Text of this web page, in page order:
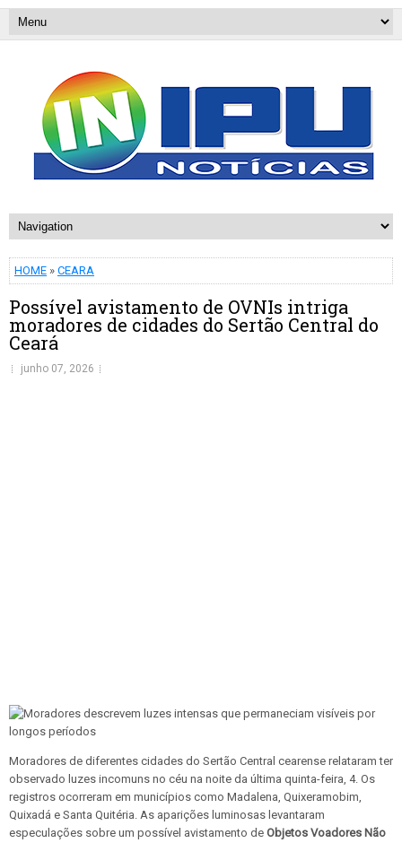
HOME » CEARA
Possível avistamento de OVNIs intriga
moradores de cidades do Sertão Central do
Ceará
junho 07, 2026
Moradores de diferentes cidades do Sertão Central cearense relataram ter
observado luzes incomuns no céu na noite da última quinta-feira, 4. Os
registros ocorreram em municípios como Madalena, Quixeramobim,
Quixadá e Santa Quitéria. As aparições luminosas levantaram
especulações sobre um possível avistamento de Objetos Voadores Não